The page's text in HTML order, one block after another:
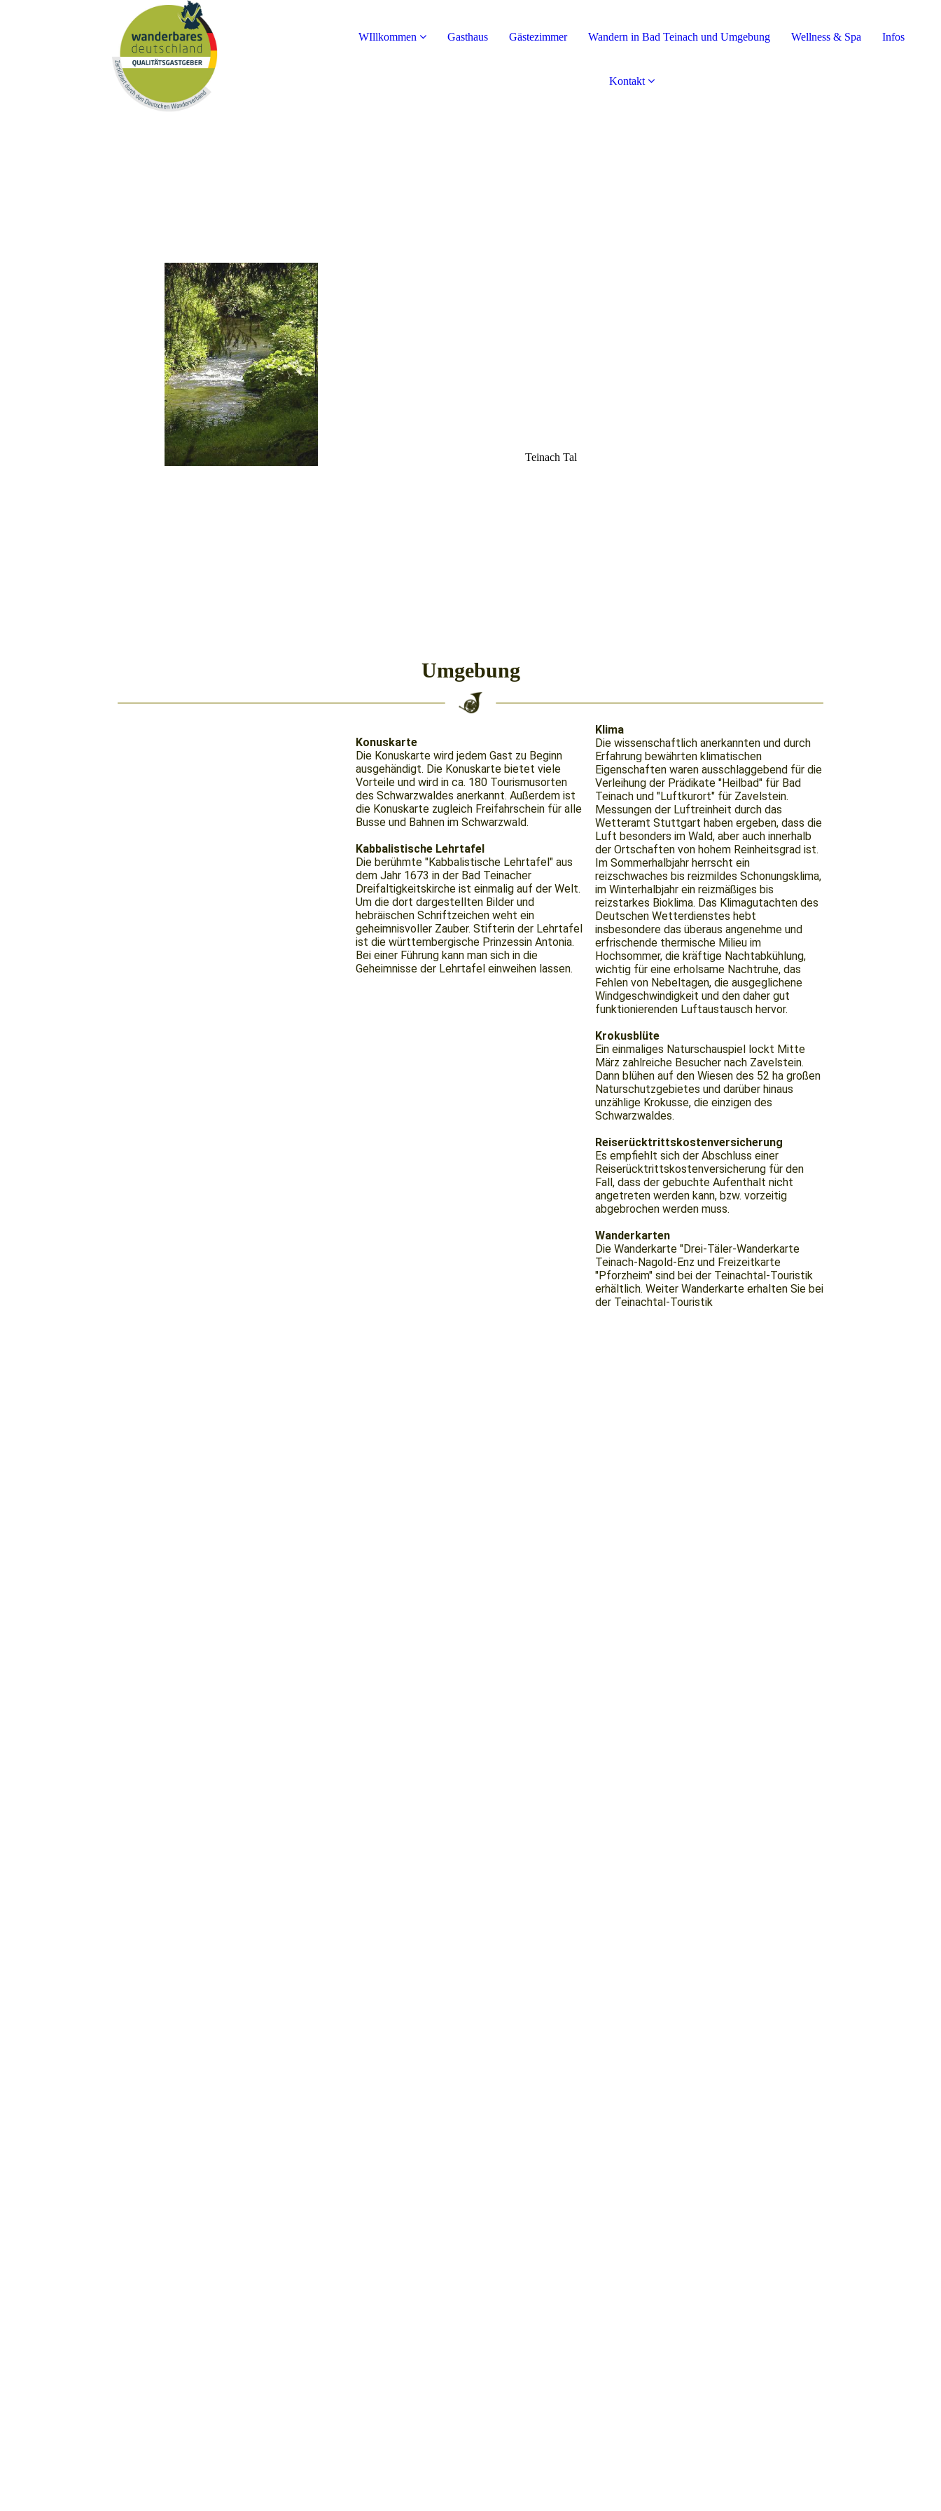
WIllkommen Gasthaus Gästezimmer Wandern in Bad Teinach und Umgebung Wellness & Spa Infos
Kontakt
Teinach Tal
Umgebung
Konuskarte
Die Konuskarte wird jedem Gast zu Beginn
ausgehändigt. Die Konuskarte bietet viele
Vorteile und wird in ca. 180 Tourismusorten
des Schwarzwaldes anerkannt. Außerdem ist
die Konuskarte zugleich Freifahrschein für alle
Busse und Bahnen im Schwarzwald.
Kabbalistische Lehrtafel
Die berühmte "Kabbalistische Lehrtafel" aus
dem Jahr 1673 in der Bad Teinacher
Dreifaltigkeitskirche ist einmalig auf der Welt.
Um die dort dargestellten Bilder und
hebräischen Schriftzeichen weht ein
geheimnisvoller Zauber. Stifterin der Lehrtafel
ist die württembergische Prinzessin Antonia.
Bei einer Führung kann man sich in die
Geheimnisse der Lehrtafel einweihen lassen.
Klima
Die wissenschaftlich anerkannten und durch
Erfahrung bewährten klimatischen
Eigenschaften waren ausschlaggebend für die
Verleihung der Prädikate "Heilbad" für Bad
Teinach und "Luftkurort" für Zavelstein.
Messungen der Luftreinheit durch das
Wetteramt Stuttgart haben ergeben, dass die
Luft besonders im Wald, aber auch innerhalb
der Ortschaften von hohem Reinheitsgrad ist.
Im Sommerhalbjahr herrscht ein
reizschwaches bis reizmildes Schonungsklima,
im Winterhalbjahr ein reizmäßiges bis
reizstarkes Bioklima. Das Klimagutachten des
Deutschen Wetterdienstes hebt
insbesondere das überaus angenehme und
erfrischende thermische Milieu im
Hochsommer, die kräftige Nachtabkühlung,
wichtig für eine erholsame Nachtruhe, das
Fehlen von Nebeltagen, die ausgeglichene
Windgeschwindigkeit und den daher gut
funktionierenden Luftaustausch hervor.
Krokusblüte
Ein einmaliges Naturschauspiel lockt Mitte
März zahlreiche Besucher nach Zavelstein.
Dann blühen auf den Wiesen des 52 ha großen
Naturschutzgebietes und darüber hinaus
unzählige Krokusse, die einzigen des
Schwarzwaldes.
Reiserücktrittskostenversicherung
Es empfiehlt sich der Abschluss einer
Reiserücktrittskostenversicherung für den
Fall, dass der gebuchte Aufenthalt nicht
angetreten werden kann, bzw. vorzeitig
abgebrochen werden muss.
Wanderkarten
Die Wanderkarte "Drei-Täler-Wanderkarte
Teinach-Nagold-Enz und Freizeitkarte
"Pforzheim" sind bei der Teinachtal-Touristik
erhältlich. Weiter Wanderkarte erhalten Sie bei
der Teinachtal-Touristik